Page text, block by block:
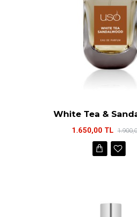
White Tea &
1.650,00 TL